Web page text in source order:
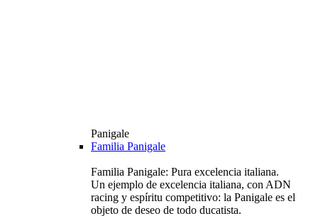
Panigale
Familia Panigale
Familia Panigale: Pura excelencia italiana.
Un ejemplo de excelencia italiana, con ADN
racing y espíritu competitivo: la Panigale es el
objeto de deseo de todo ducatista.